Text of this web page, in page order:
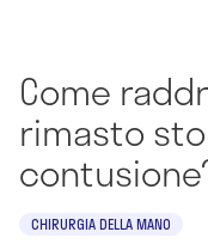
Come
rimasto
CHIRURGIA DELLA MANO